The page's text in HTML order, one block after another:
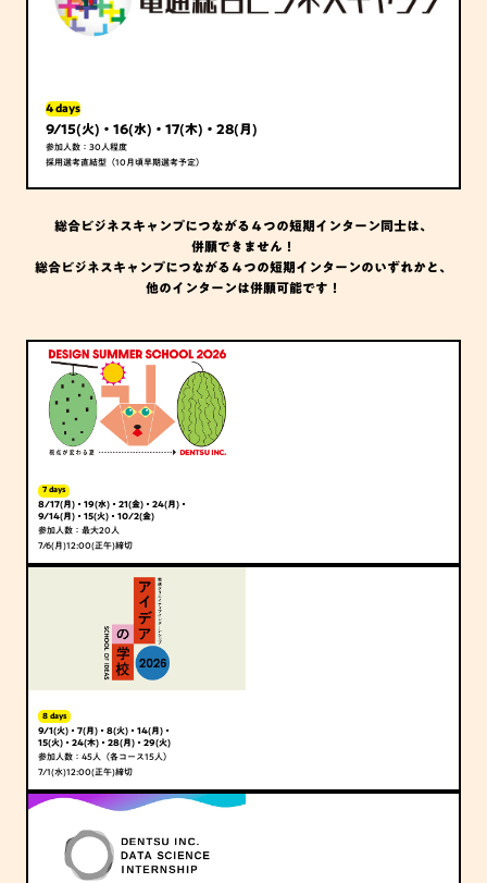
4 days
9/15(火)・16(水)・17(木)・28(月)
参加人数：30人程度
採用選考直結型（10月頃早期選考予定）
総合ビジネスキャンプにつながる４つの短期インターン同士は、
併願できません！
総合ビジネスキャンプにつながる４つの短期インターンのいずれかと、
他のインターンは併願可能です！
7 days
8/17(月)・19(水)・21(金)・24(月)・
9/14(月)・15(火)・10/2(金)
参加人数：最大20人
7/6(月)12:00(正午)締切
8 days
9/1(火)・7(月)・8(火)・14(月)・
15(火)・24(木)・28(月)・29(火)
参加人数：45人（各コース15人）
7/1(水)12:00(正午)締切